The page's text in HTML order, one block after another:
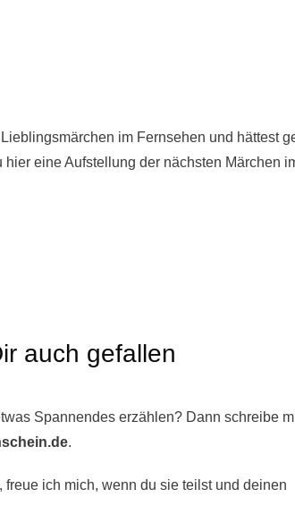
im Fernsehen und hättest
eine Aufstellung der nächsten Märchen
auch gefallen
Spannendes erzählen? Dann schreibe
.
ich mich, wenn du sie teilst und deinen